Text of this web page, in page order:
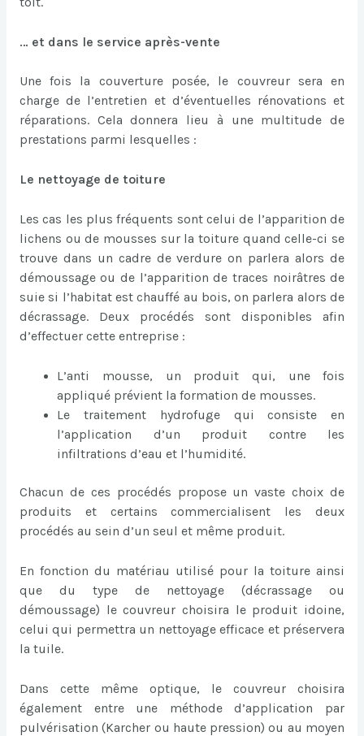
… et dans le service après-vente
Une fois la couverture posée, le couvreur sera en
charge de l’entretien et d’éventuelles rénovations et
réparations. Cela donnera lieu à une multitude de
prestations parmi lesquelles :
Le nettoyage de toiture
Les cas les plus fréquents sont celui de l’apparition de
lichens ou de mousses sur la toiture quand celle-ci se
trouve dans un cadre de verdure on parlera alors de
démoussage ou de l’apparition de traces noirâtres de
suie si l’habitat est chauffé au bois, on parlera alors de
décrassage. Deux procédés sont disponibles afin
d’effectuer cette entreprise :
L’anti mousse, un produit qui, une fois
appliqué prévient la formation de mousses.
Le traitement hydrofuge qui consiste en
l’application d’un produit contre les
infiltrations d’eau et l’humidité.
Chacun de ces procédés propose un vaste choix de
produits et certains commercialisent les deux
procédés au sein d’un seul et même produit.
En fonction du matériau utilisé pour la toiture ainsi
que du type de nettoyage (décrassage ou
démoussage) le couvreur choisira le produit idoine,
celui qui permettra un nettoyage efficace et préservera
la tuile.
Dans cette même optique, le couvreur choisira
également entre une méthode d’application par
pulvérisation (Karcher ou haute pression) ou au moyen